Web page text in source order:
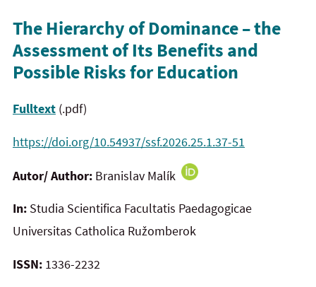
The Hierarchy of Dominance – the
Assessment of Its Benefits and
Possible Risks for Education
Fulltext (.pdf)
https://doi.org/10.54937/ssf.2026.25.1.37-51
Autor/ Author: Branislav Malík
In: Studia Scientifica Facultatis Paedagogicae
Universitas Catholica Ružomberok
ISSN: 1336-2232